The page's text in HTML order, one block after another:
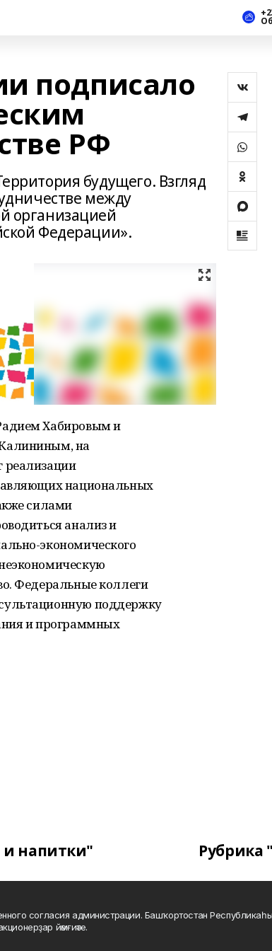
подписало
РФ
будущего. Взгляд
между
организацией
Федерации».
Хабировым и
на
реализации
национальных
силами
анализ и
экономического
Федеральные коллеги
поддержку
и программных
и напитки"
согласия администрации. Башҡортостан
йәмғиәте.